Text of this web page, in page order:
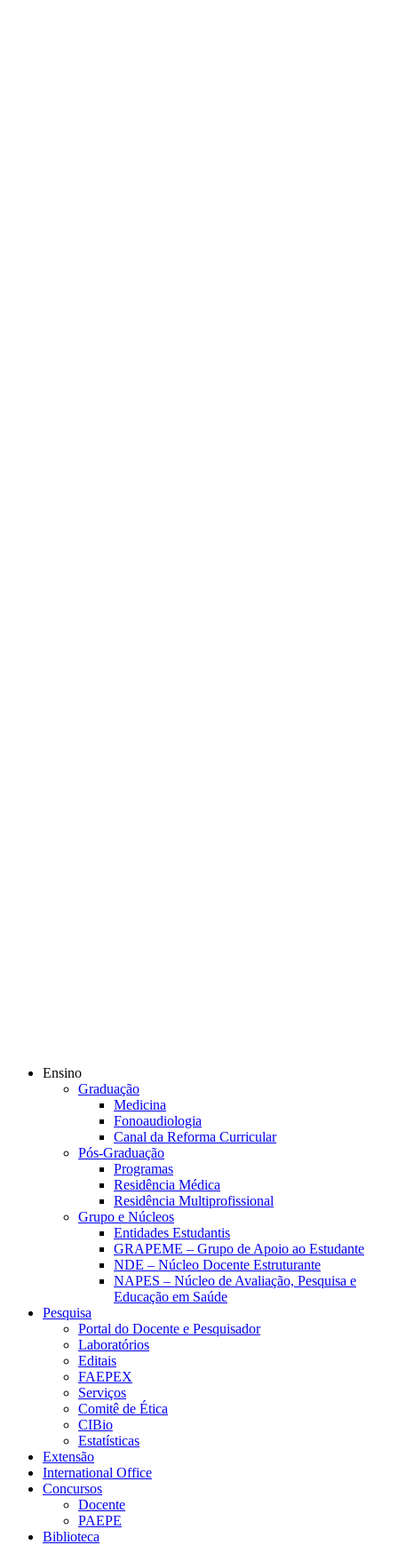
Ensino
Graduação
Medicina
Fonoaudiologia
Canal da Reforma Curricular
Pós-Graduação
Programas
Residência Médica
Residência Multiprofissional
Grupo e Núcleos
Entidades Estudantis
GRAPEME – Grupo de Apoio ao Estudante
NDE – Núcleo Docente Estruturante
NAPES – Núcleo de Avaliação, Pesquisa e
Educação em Saúde
Pesquisa
Portal do Docente e Pesquisador
Laboratórios
Editais
FAEPEX
Serviços
Comitê de Ética
CIBio
Estatísticas
Extensão
International Office
Concursos
Docente
PAEPE
Biblioteca